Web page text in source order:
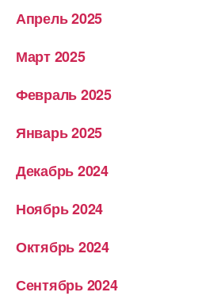
Апрель 2025
Март 2025
Февраль 2025
Январь 2025
Декабрь 2024
Ноябрь 2024
Октябрь 2024
Сентябрь 2024